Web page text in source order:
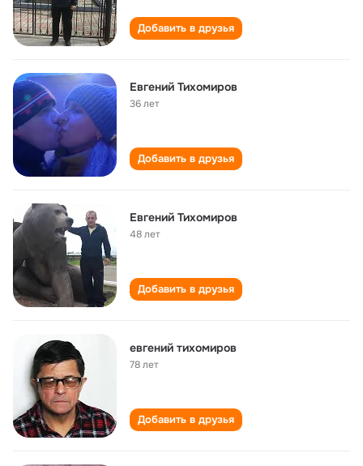
Добавить в друзья
Евгений Тихомиров
36 лет
Добавить в друзья
Евгений Тихомиров
48 лет
Добавить в друзья
евгений тихомиров
78 лет
Добавить в друзья